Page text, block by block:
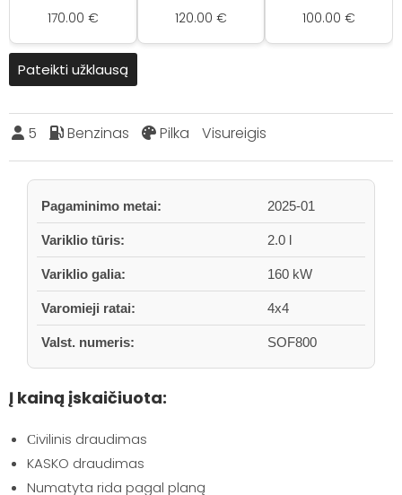
170.00 € 120.00 € 100.00 €
Pateikti užklausą
5 Benzinas Pilka Visureigis
Pagaminimo metai: 2025-01
Variklio tūris: 2.0 l
Variklio galia: 160 kW
Varomieji ratai: 4x4
Valst. numeris: SOF800
Į kainą įskaičiuota:
Сivilinis draudimas
KASKO draudimas
Numatyta rida pagal planą